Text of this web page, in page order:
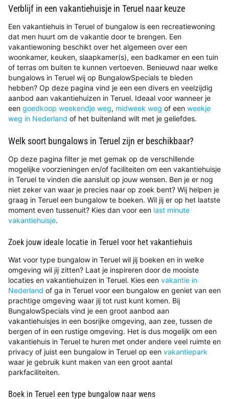
Verblijf in een vakantiehuisje in Teruel naar keuze
Een vakantiehuis in Teruel of bungalow is een recreatiewoning
dat men huurt om de vakantie door te brengen. Een
vakantiewoning beschikt over het algemeen over een
woonkamer, keuken, slaapkamer(s), een badkamer en een tuin
of terras om buiten te kunnen vertoeven. Benieuwd naar welke
bungalows in Teruel wij op BungalowSpecials te bieden
hebben? Op deze pagina vind je een een divers en veelzijdig
aanbod aan vakantiehuizen in Teruel. Ideaal voor wanneer je
een goedkoop weekendje weg, midweek weg of een weekje
weg in Nederland of het buitenland wilt met je geliefdes.
Welk soort bungalows in Teruel zijn er beschikbaar?
Op deze pagina filter je met gemak op de verschillende
mogelijke voorzieningen en/of faciliteiten om een vakantiehuisje
in Teruel te vinden die aansluit op jouw wensen. Ben je er nog
niet zeker van waar je precies naar op zoek bent? Wij helpen je
graag in Teruel een bungalow te boeken. Wil jij er op het laatste
moment even tussenuit? Kies dan voor een last minute
vakantiehuisje.
Zoek jouw ideale locatie in Teruel voor het vakantiehuis
Wat voor type bungalow in Teruel wil jij boeken en in welke
omgeving wil jij zitten? Laat je inspireren door de mooiste
locaties en vakantiehuizen in Teruel. Kies een vakantie in
Nederland of ga in Teruel voor een bungalow en geniet van een
prachtige omgeving waar jij tot rust kunt komen. Bij
BungalowSpecials vind je een groot aanbod aan
vakantiehuisjes in een bosrijke omgeving, aan zee, tussen de
bergen of in een rustige omgeving. Het is dus mogelijk om een
vakantiehuis in Teruel te huren met onder andere veel ruimte en
privacy of juist een bungalow in Teruel op een vakantiepark
waar je gebruik kunt maken van een groot aantal
parkfaciliteiten.
Boek in Teruel een type bungalow naar wens